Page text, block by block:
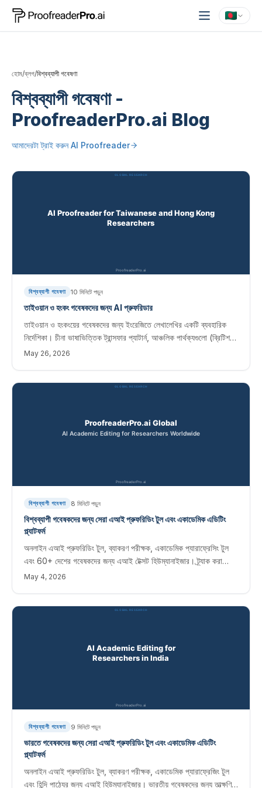
হোম/ব্লগ/বিশ্বব্যাপী গবেষণা
বিশ্বব্যাপী গবেষণা-
ProofreaderPro.ai Blog
আমাদেরটা ট্রাই করুন AI Proofreader
বিশ্বব্যাপী গবেষণা 10 মিনিটে পড়ুন
তাইওয়ান ও হংকং গবেষকদের জন্য AI প্রুফরিডার
তাইওয়ান ও হংকংয়ের গবেষকদের জন্য ইংরেজিতে লেখালেখির একটি ব্যবহারিক
নির্দেশিকা। চীনা ভাষাভিত্তিক ট্রান্সফার প্যাটার্ন, আঞ্চলিক পার্থক্যগুলো (ব্রিটিশ-
প্রভাবিত হংকং বনাম আমেরিকান-প্রভাবিত তাইওয়ান) এবং একটি AI সম্পাদনা
May 26, 2026
বিশ্বব্যাপী গবেষণা 8 মিনিটে পড়ুন
বিশ্বব্যাপী গবেষকদের জন্য সেরা এআই প্রুফরিডিং টুল এবং একাডেমিক এডিটিং
প্ল্যাটফর্ম
অনলাইন এআই প্রুফরিডিং টুল, ব্যাকরণ পরীক্ষক, একাডেমিক প্যারাফ্রেসিং টুল
এবং 60+ দেশের গবেষকদের জন্য এআই টেক্সট হিউম্যানাইজার। ট্র্যাক করা
পরিবর্তন সহ তাত্ক্ষণিক সম্পাদনা সফ্টওয়্যার।
May 4, 2026
বিশ্বব্যাপী গবেষণা 9 মিনিটে পড়ুন
ভারতে গবেষকদের জন্য সেরা এআই প্রুফরিডিং টুল এবং একাডেমিক এডিটিং
প্ল্যাটফর্ম
অনলাইন এআই প্রুফরিডিং টুল, ব্যাকরণ পরীক্ষক, একাডেমিক প্যারাফ্রেজিং টুল
এবং হিন্দি পাঠ্যের জন্য এআই হিউম্যানাইজার। ভারতীয় গবেষকদের জন্য তাত্ক্ষণিক